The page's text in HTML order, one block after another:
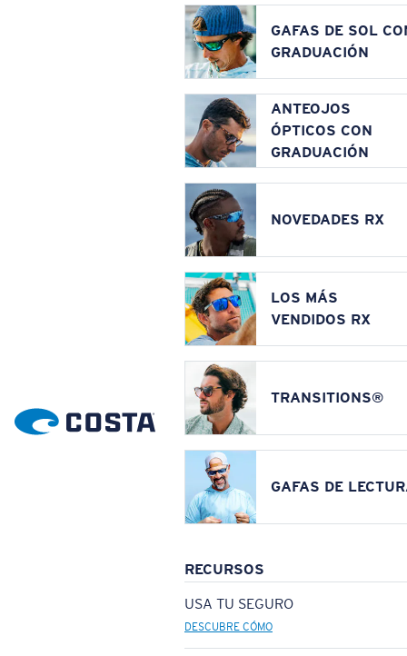
GAFAS DE SOL
GRADUACIÓN
ANTEOJOS
ÓPTICOS CON
GRADUACIÓN
NOVEDADES RX
LOS MÁS
VENDIDOS RX
TRANSITIONS®
GAFAS DE
RECURSOS
USA TU SEGURO
DESCUBRE CÓMO